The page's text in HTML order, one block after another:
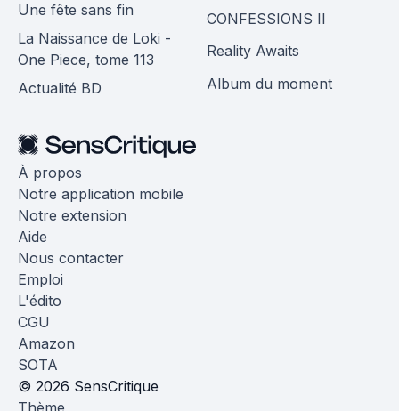
Une fête sans fin
La Naissance de Loki -
One Piece, tome 113
Actualité BD
CONFESSIONS II
Reality Awaits
Album du moment
À propos
Notre application mobile
Notre extension
Aide
Nous contacter
Emploi
L'édito
CGU
Amazon
SOTA
© 2026 SensCritique
Thème